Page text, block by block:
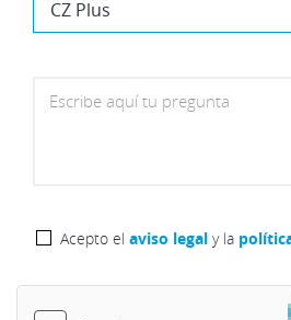
Escribe aquí tu pregunta
Acepto el aviso legal y la